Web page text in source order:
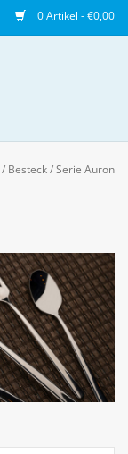
0 Artikel - €0,00
/ Besteck/Serie Auron